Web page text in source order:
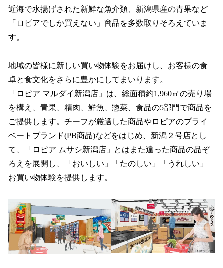
近海で水揚げされた新鮮な魚介類、新潟県産の青果など
「ロピアでしか買えない」商品を多数取りそろえていま
す。
地域の皆様に新しい買い物体験をお届けし、お客様の食
卓と食文化をさらに豊かにしてまいります。
「ロピア マルダイ新潟店」は、総面積約1,960㎡の売り場
を構え、青果、精肉、鮮魚、惣菜、食品の5部門で商品を
ご提供します。チーフが厳選した商品やロピアのプライ
ベートブランド(PB商品)などをはじめ、新潟２号店とし
て、「ロピア ムサシ新潟店」とはまた違った商品の品ぞ
ろえを展開し、「おいしい」「たのしい」「うれしい」
お買い物体験を提供します。